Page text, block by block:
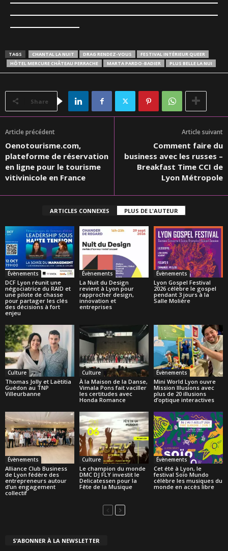
TAGS CHANTAL LA NUIT DRAG RENDEZ-VOUS
FESTIVAL INTÉRIEUR QUEER
HÔTEL MERCURE CHÂTEAU PERRACHE
MARTA PARDO-BADIER PLUS BELLE LA NUI
Share
Article précédent
Oenotourisme.com,
plateforme de réservation
en ligne pour le tourisme
vitivinicole en France
Article suivant
Comment faire du
business avec les russes –
Breakfast Time CCI de
Lyon Métropole
ARTICLES CONNEXES PLUS DE L'AUTEUR
Évènements
DCF Lyon réunit une
négociatrice du RAID et
une pilote de chasse
pour partager les clés
des décisions à fort
enjeu
Évènements
La Nuit du Design
revient à Lyon pour
rapprocher design,
innovation et
entreprises
Évènements
Lyon Gospel Festival
2026 célèbre le gospel
pendant 3 jours à la
Salle Molière
Culture
Thomas Jolly et Laëtitia
Guédon au TNP
Villeurbanne
Culture
À la Maison de la Danse,
Vimala Pons fait vaciller
les certitudes avec
Honda Romance
Évènements
Mini World Lyon ouvre
Mission Illusions avec
plus de 20 illusions
d’optique interactives
Évènements
Alliance Club Business
de Lyon fédère des
entrepreneurs autour
d’un engagement
collectif
Culture
Le champion du monde
DMC DJ FLY investit le
Delicatessen pour la
Fête de la Musique
Évènements
Cet été à Lyon, le
festival Soïo Mundo
célèbre les musiques du
monde en accès libre
S’ABONNER À LA NEWSLETTER